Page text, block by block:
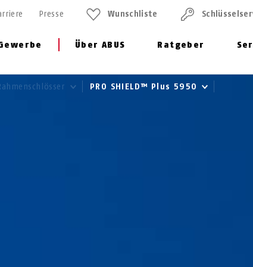
Über ABUS Ratgeber
Presse Wunschliste
PRO SHIELD™ Plus 5950